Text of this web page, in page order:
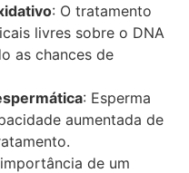
: O tratamento
livres sobre o DNA
as chances de
: Esperma
aumentada de
de um